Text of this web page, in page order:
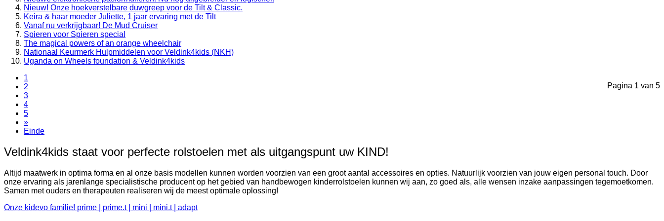
Nieuw! Onze hoekverstelbare duwgreep voor de Tilt & Classic.
Keira & haar moeder Juliette, 1 jaar ervaring met de Tilt
Vanaf nu verkrijgbaar! De Mud Cruiser
Spieren voor Spieren special
The magical powers of an orange wheelchair
Nationaal Keurmerk Hulpmiddelen voor Veldink4kids (NKH)
Uganda on Wheels foundation & Veldink4kids
Pagina 1 van 5
1
2
3
4
5
»
Einde
Veldink4kids staat voor perfecte rolstoelen met als uitgangspunt uw KIND!
Altijd maatwerk in optima forma en al onze basis modellen kunnen worden voorzien van een groot aantal accessoires en opties. Natuurlijk voorzien van jouw eigen personal touch. Door
onze ervaring als jarenlange specialistische producent op het gebied van handbewogen kinderrolstoelen kunnen wij aan, zo goed als, alle wensen inzake aanpassingen tegemoetkomen.
Samen met ouders en therapeuten realiseren wij de meest optimale oplossing!
Onze kidevo familie! prime | prime.t | mini | mini.t | adapt